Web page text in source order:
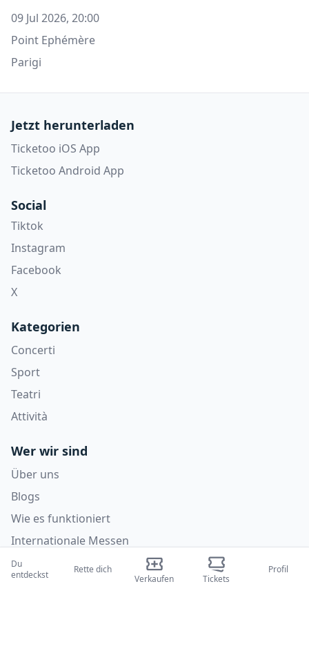
09 Jul 2026, 20:00
Point Ephémère
Parigi
Jetzt herunterladen
Ticketoo iOS App
Ticketoo Android App
Social
Tiktok
Instagram
Facebook
X
Kategorien
Concerti
Sport
Teatri
Attività
Wer wir sind
Über uns
Blogs
Wie es funktioniert
Internationale Messen
Creator-Programm
Du
entdeckst
Rette dich
Verkaufen
Tickets
Profil